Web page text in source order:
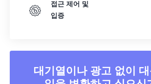
접근 제어 및
입증
대기열이나 광고 없이